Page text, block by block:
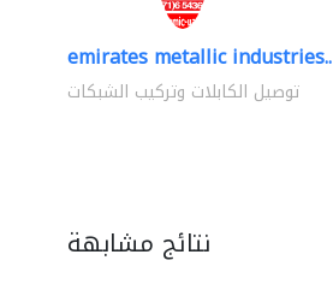
emirates metallic industries..
توصيل الكابلات وتركيب الشبكات
نتائج مشابهة